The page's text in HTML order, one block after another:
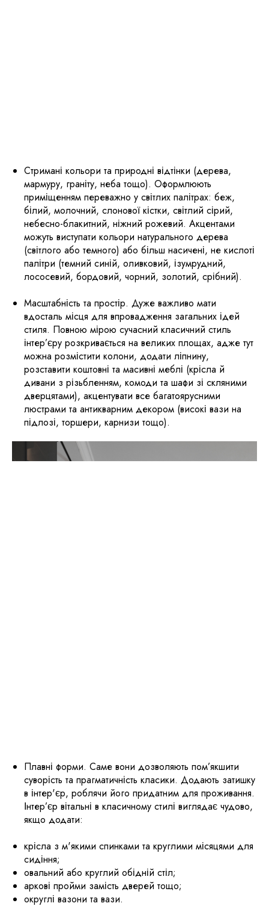
Стримані кольори та природні відтінки (дерева,
мармуру, граніту, неба тощо). Оформлюють
приміщенням переважно у світлих палітрах: беж,
білий, молочний, слонової кістки, світлий сірий,
небесно-блакитний, ніжний рожевий. Акцентами
можуть виступати кольори натурального дерева
(світлого або темного) або більш насичені, не кислоті
палітри (темний синій, оливковий, ізумрудний,
лососевий, бордовий, чорний, золотий, срібний).
Масштабність та простір. Дуже важливо мати
вдосталь місця для впровадження загальних ідей
стиля. Повною мірою сучасний класичний стиль
інтер’єру розкривається на великих площах, адже тут
можна розмістити колони, додати ліпнину,
розставити коштовні та масивні меблі (крісла й
дивани з різьбленням, комоди та шафи зі скляними
дверцятами), акцентувати все багатоярусними
люстрами та антикварним декором (високі вази на
підлозі, торшери, карнизи тощо).
Плавні форми. Саме вони дозволяють пом’якшити
суворість та прагматичність класики. Додають затишку
в інтер'єр, роблячи його придатним для проживання.
Інтер’єр вітальні в класичному стилі виглядає чудово,
якщо додати:
крісла з м'якими спинками та круглими місяцями для
сидіння;
овальний або круглий обідній стіл;
аркові пройми замість дверей тощо;
округлі вазони та вази.